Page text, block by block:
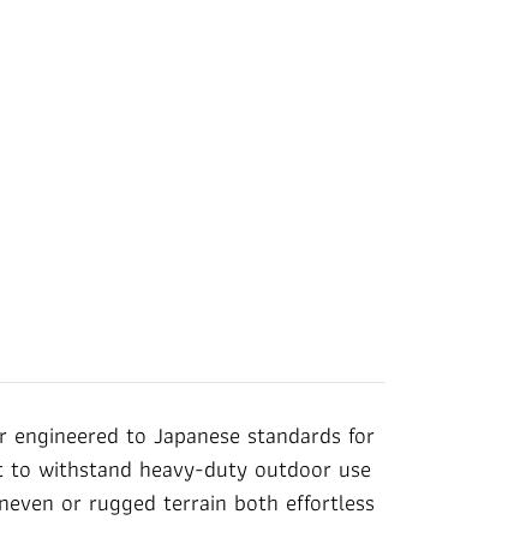
to Japanese standards for
withstand heavy-duty outdoor use
or rugged terrain both effortless